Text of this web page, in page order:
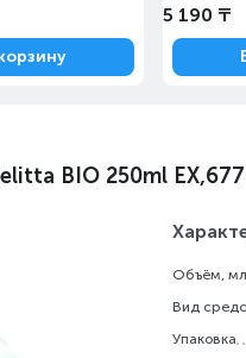
5 190 ₸
BIO 250ml
Объём, мл
Вид
Упаковка